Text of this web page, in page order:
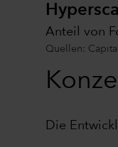
Anteil von
Quellen:
Die